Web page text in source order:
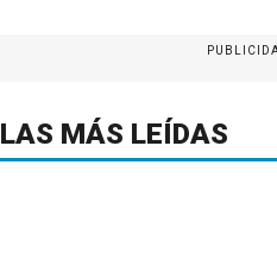
LAS MÁS LEÍDAS